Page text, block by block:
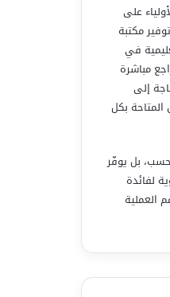
على
مكتبة
في
مباشرة
إلى
المتاحة بكل
بل يوفّر
لفائدة
العملية